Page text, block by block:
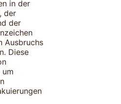
in der
der
der
Ausbruchs
Diese
um